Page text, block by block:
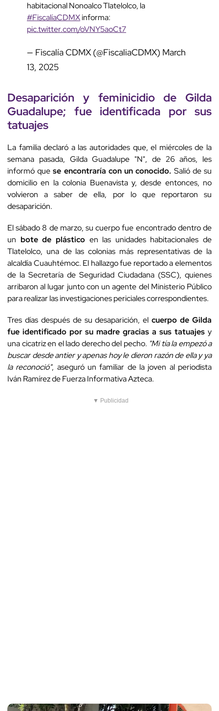
habitacional Nonoalco Tlatelolco, la
#FiscalíaCDMXinforma:
pic.twitter.com/oVNY5aoCt7
— Fiscalía CDMX (@FiscaliaCDMX) March
13, 2025
Desaparición y feminicidio de Gilda
Guadalupe; fue identificada por sus
tatuajes
La familia declaró a las autoridades que, el miércoles de la
semana pasada, Gilda Guadalupe "N", de 26 años, les
informó quese encontraría con un conocido. Salió de su
domicilio en la colonia Buenavista y, desde entonces, no
volvieron a saber de ella, por lo que reportaron su
desaparición.
El sábado 8 de marzo, su cuerpo fue encontrado dentro de
un bote de plásticoen las unidades habitacionales de
Tlatelolco, una de las colonias más representativas de la
alcaldía Cuauhtémoc. El hallazgo fue reportado a elementos
de la Secretaría de Seguridad Ciudadana (SSC), quienes
arribaron al lugar junto con un agente del Ministerio Público
para realizar las investigaciones periciales correspondientes.
Tres días después de su desaparición, elcuerpo de Gilda
fue identificado por su madre gracias a sus tatuajes y
una cicatriz en el lado derecho del pecho. "Mi tía la empezó a
buscar desde antier y apenas hoy le dieron razón de ella y ya
la reconoció", aseguró un familiar de la joven al periodista
Iván Ramírez de Fuerza Informativa Azteca.
▼ Publicidad